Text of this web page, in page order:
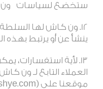
ستخضع لسياسات ون
ون كاش لها السلطة
ينشأ عن أو يرتبط بهذه
لأية استفسارات،
موقعنا على (onecashye.com)